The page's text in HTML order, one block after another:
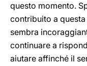
questo momento.
contribuito a
sembra
continuare a
aiutare affinché il